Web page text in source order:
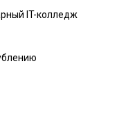
IT-колледж